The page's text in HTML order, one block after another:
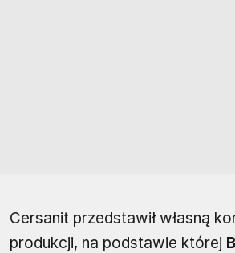
Cersanit przedstawił własną
produkcji, na podstawie której